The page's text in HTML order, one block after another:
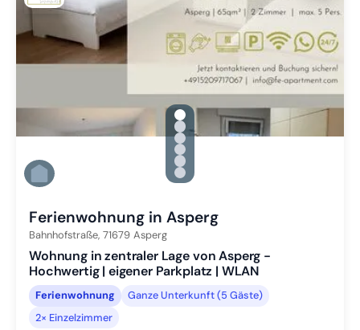
gallery.slide_selector
Zu Slide 1 wechseln
Zu Slide 2 wechseln
Zu Slide 3 wechseln
Zu Slide 4 wechseln
Zu Slide 5 wechseln
Zu Slide 6 wechseln
Ferienwohnung in Asperg
Bahnhofstraße, 71679 Asperg
Wohnung in zentraler Lage von Asperg -
Hochwertig | eigener Parkplatz | WLAN
Ferienwohnung
Ganze Unterkunft (5 Gäste)
2× Einzelzimmer